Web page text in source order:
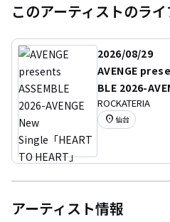
このアーティストのラ
2026/08/29
AVENGE
BLE 2026-
ngle「HEART
T」
ROCKATERIA
location_on 仙台
アーティスト情報